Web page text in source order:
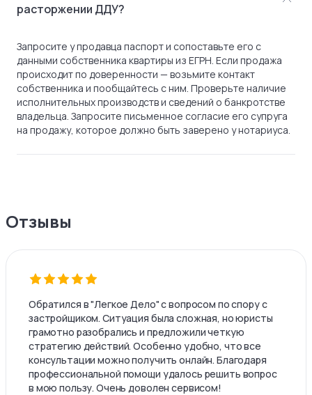
расторжении ДДУ?
Запросите у продавца паспорт и сопоставьте его с
данными собственника квартиры из ЕГРН. Если продажа
происходит по доверенности — возьмите контакт
собственника и пообщайтесь с ним. Проверьте наличие
исполнительных производств и сведений о банкротстве
владельца. Запросите письменное согласие его супруга
на продажу, которое должно быть заверено у нотариуса.
Отзывы
Обратился в "Легкое Дело" с вопросом по спору с
застройщиком. Ситуация была сложная, но юристы
грамотно разобрались и предложили четкую
стратегию действий. Особенно удобно, что все
консультации можно получить онлайн. Благодаря
профессиональной помощи удалось решить вопрос
в мою пользу. Очень доволен сервисом!